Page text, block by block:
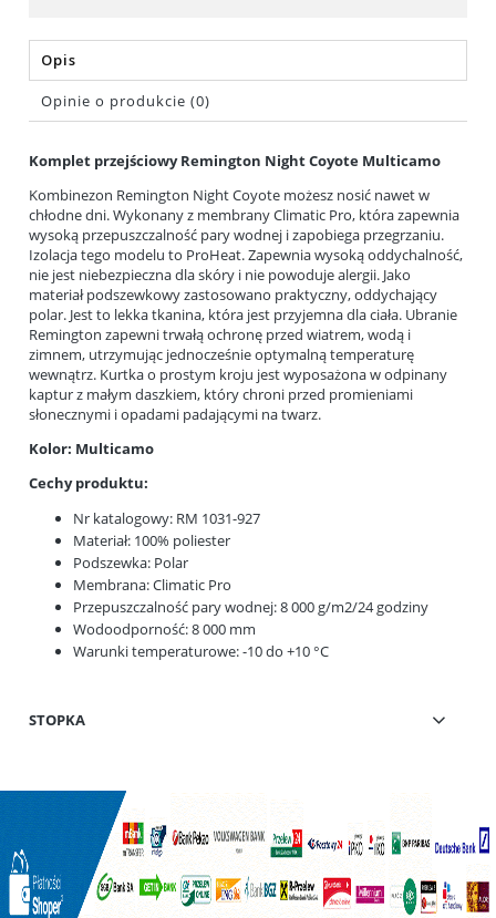
Opis
Opinie o produkcie (0)
Komplet przejściowy Remington Night Coyote Multicamo
Kombinezon Remington Night Coyote możesz nosić nawet w
chłodne dni. Wykonany z membrany Climatic Pro, która zapewnia
wysoką przepuszczalność pary wodnej i zapobiega przegrzaniu.
Izolacja tego modelu to ProHeat. Zapewnia wysoką oddychalność,
nie jest niebezpieczna dla skóry i nie powoduje alergii. Jako
materiał podszewkowy zastosowano praktyczny, oddychający
polar. Jest to lekka tkanina, która jest przyjemna dla ciała. Ubranie
Remington zapewni trwałą ochronę przed wiatrem, wodą i
zimnem, utrzymując jednocześnie optymalną temperaturę
wewnątrz. Kurtka o prostym kroju jest wyposażona w odpinany
kaptur z małym daszkiem, który chroni przed promieniami
słonecznymi i opadami padającymi na twarz.
Kolor: Multicamo
Cechy produktu:
Nr katalogowy: RM 1031-927
Materiał: 100% poliester
Podszewka: Polar
Membrana: Climatic Pro
Przepuszczalność pary wodnej: 8 000 g/m2/24 godziny
Wodoodporność: 8 000 mm
Warunki temperaturowe: -10 do +10 °C
STOPKA